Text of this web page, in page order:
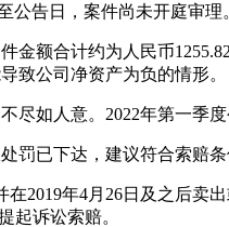
公告日，案件尚未开庭审理
额合计约为人民币
致公司净资产为负的情形。
如人意。2022年第一季
罚已下达，建议符合索赔
2019年4月26日及之后
起诉讼索赔。